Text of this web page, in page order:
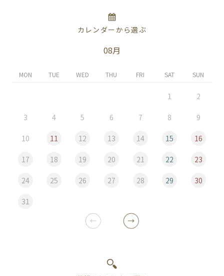
カレンダーから選ぶ
08月
MON TUE WED THU FRI SAT SUN
1 2
3 4 5 6 7 8 9
10 11 12 13 14 15 16
17 18 19 20 21 22 23
24 25 26 27 28 29 30
31